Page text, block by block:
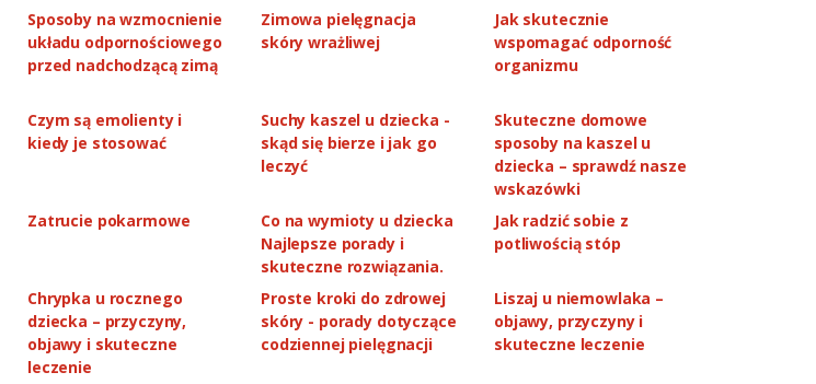
3 miesiąc życia dziecka – kalendarz
26.06.2026
4 miesiąc życia dziecka – kalendarz
Sposoby na wzmocnienie
układu odpornościowego
przed nadchodzącą zimą
Zimowa pielęgnacja
skóry wrażliwej
Jak skutecznie
wspomagać odporność
organizmu
Czym są emolienty i
kiedy je stosować
Suchy kaszel u dziecka -
skąd się bierze i jak go
leczyć
Skuteczne domowe
sposoby na kaszel u
dziecka – sprawdź nasze
wskazówki
Zatrucie pokarmowe
Co na wymioty u dziecka
Najlepsze porady i
skuteczne rozwiązania.
Jak radzić sobie z
potliwością stóp
Chrypka u rocznego
dziecka – przyczyny,
objawy i skuteczne
leczenie
Proste kroki do zdrowej
skóry - porady dotyczące
codziennej pielęgnacji
Liszaj u niemowlaka –
objawy, przyczyny i
skuteczne leczenie